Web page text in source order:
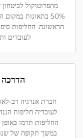
מהפרוטוקול
50% בתאונות
הראשונה. החליפות
לעובדים
לעובדיה חליפות
החליפות תרמו
במשך תקופה של